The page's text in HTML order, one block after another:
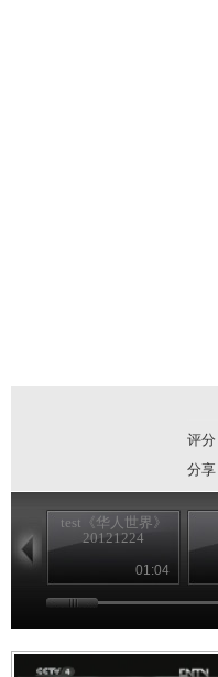
评分
分享
test《华人世界》
20121224
01:04